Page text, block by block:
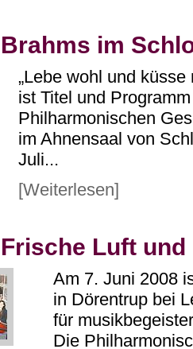
Brahms im
„Lebe wohl und
ist Titel und
Philharmonischen
im Ahnensaal von
Juli...
[Weiterlesen]
Frische Luft und
Am 7. Juni 2008
in Dörentrup bei
für
Die